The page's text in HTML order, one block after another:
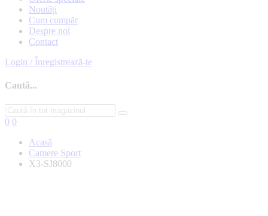
Noutăți
Cum cumpăr
Despre noi
Contact
Login / Înregistrează-te
Caută...
0 0
Acasă
Camere Sport
X3-SJ8000